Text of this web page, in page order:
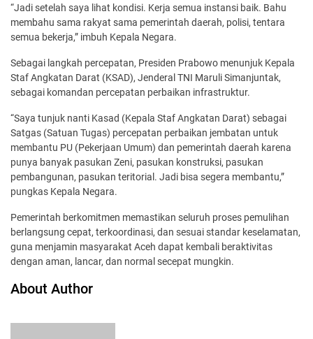
“Jadi setelah saya lihat kondisi. Kerja semua instansi baik. Bahu
membahu sama rakyat sama pemerintah daerah, polisi, tentara
semua bekerja,” imbuh Kepala Negara.
Sebagai langkah percepatan, Presiden Prabowo menunjuk Kepala
Staf Angkatan Darat (KSAD), Jenderal TNI Maruli Simanjuntak,
sebagai komandan percepatan perbaikan infrastruktur.
“Saya tunjuk nanti Kasad (Kepala Staf Angkatan Darat) sebagai
Satgas (Satuan Tugas) percepatan perbaikan jembatan untuk
membantu PU (Pekerjaan Umum) dan pemerintah daerah karena
punya banyak pasukan Zeni, pasukan konstruksi, pasukan
pembangunan, pasukan teritorial. Jadi bisa segera membantu,”
pungkas Kepala Negara.
Pemerintah berkomitmen memastikan seluruh proses pemulihan
berlangsung cepat, terkoordinasi, dan sesuai standar keselamatan,
guna menjamin masyarakat Aceh dapat kembali beraktivitas
dengan aman, lancar, dan normal secepat mungkin.
About Author